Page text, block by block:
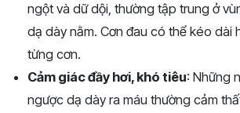
ngột và dữ dội, thường tập trung ở
dạ dày nằm. Cơn đau có thể kéo dài
từng cơn.
Cảm giác đầy hơi, khó tiêu: Những
ngược dạ dày ra máu thường cảm